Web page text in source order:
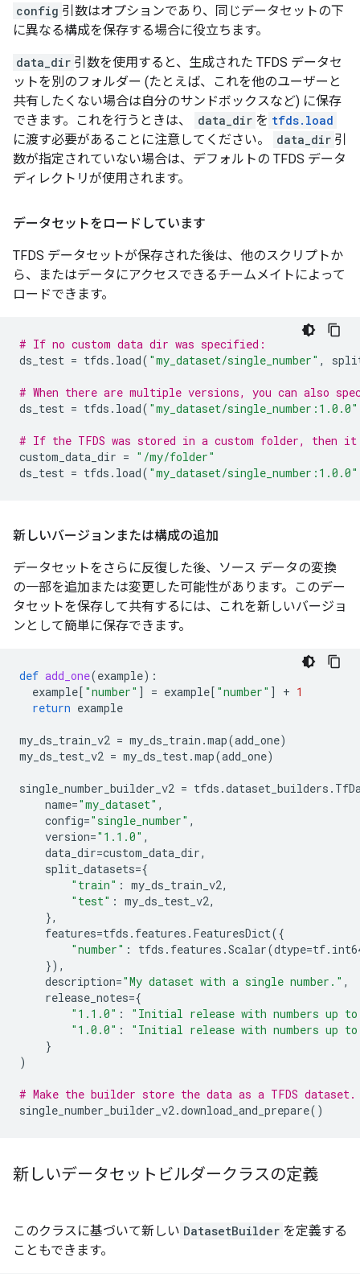
config 引数はオプションであり、同じデータセットの下
に異なる構成を保存する場合に役立ちます。
data_dir 引数を使用すると、生成された TFDS データセ
ットを別のフォルダー (たとえば、これを他のユーザーと
共有したくない場合は自分のサンドボックスなど) に保存
できます。これを行うときは、
data_dir を tfds.load
に渡す必要があることに注意してください。
data_dir 引
数が指定されていない場合は、デフォルトの TFDS データ
ディレクトリが使用されます。
データセットをロードしています
TFDS データセットが保存された後は、他のスクリプトか
ら、またはデータにアクセスできるチームメイトによって
ロードできます。
# If no custom data dir was specified:
ds_test = tfds . load( "my_dataset/single_number" ,
# When there are multiple versions, you can also
ds_test = tfds . load( "my_dataset/single_number:1.0.0"
# If the TFDS was stored in a custom folder, then
custom_data_dir = "/my/folder"
ds_test = tfds . load( "my_dataset/single_number:1.0.0"
新しいバージョンまたは構成の追加
データセットをさらに反復した後、ソース データの変換
の一部を追加または変更した可能性があります。このデー
タセットを保存して共有するには、これを新しいバージョ
ンとして簡単に保存できます。
def add_one(example):
example[ "number" ] = example[ "number" ] + 1
return example
my_ds_train_v2 = my_ds_train .map(add_one)
my_ds_test_v2 = my_ds_test.map(add_one)
single_number_builder_v2 = tfds .dataset_builders .
name="my_dataset" ,
config="single_number" ,
version="1.1.0" ,
data_dir=custom_data_dir,
split_datasets={
"train" : my_ds_train_v2,
"test" : my_ds_test_v2,
},
features=tfds . features . FeaturesDict({
"number" : tfds . features .Scalar(dtype=tf.
}),
description="My dataset with a single number." ,
release_notes={
"1.1.0" :
"Initial release with numbers up
"1.0.0" :
"Initial release with numbers up
}
)
# Make the builder store the data as a TFDS dataset.
single_number_builder_v2.download_and_prepare()
新しいデータセットビルダークラスの定義
このクラスに基づいて新しい DatasetBuilder を定義する
こともできます。